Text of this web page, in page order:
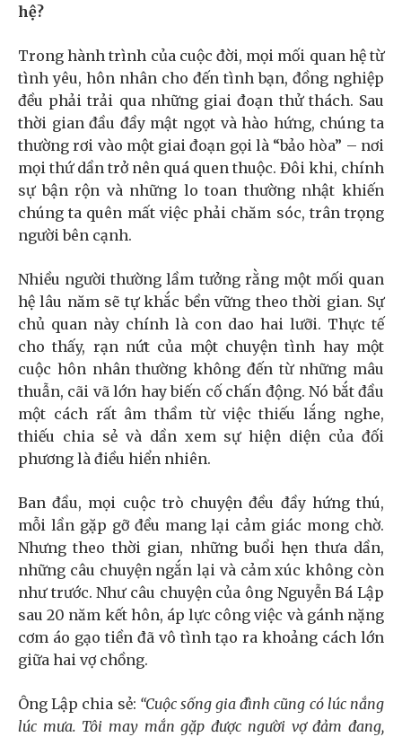
hệ?
Trong hành trình của cuộc đời, mọi mối quan hệ từ
tình yêu, hôn nhân cho đến tình bạn, đồng nghiệp
đều phải trải qua những giai đoạn thử thách. Sau
thời gian đầu đầy mật ngọt và hào hứng, chúng ta
thường rơi vào một giai đoạn gọi là “bảo hòa” – nơi
mọi thứ dần trở nên quá quen thuộc. Đôi khi, chính
sự bận rộn và những lo toan thường nhật khiến
chúng ta quên mất việc phải chăm sóc, trân trọng
người bên cạnh.
Nhiều người thường lầm tưởng rằng một mối quan
hệ lâu năm sẽ tự khắc bền vững theo thời gian. Sự
chủ quan này chính là con dao hai lưỡi. Thực tế
cho thấy, rạn nứt của một chuyện tình hay một
cuộc hôn nhân thường không đến từ những mâu
thuẫn, cãi vã lớn hay biến cố chấn động. Nó bắt đầu
một cách rất âm thầm từ việc thiếu lắng nghe,
thiếu chia sẻ và dần xem sự hiện diện của đối
phương là điều hiển nhiên.
Ban đầu, mọi cuộc trò chuyện đều đầy hứng thú,
mỗi lần gặp gỡ đều mang lại cảm giác mong chờ.
Nhưng theo thời gian, những buổi hẹn thưa dần,
những câu chuyện ngắn lại và cảm xúc không còn
như trước. Như câu chuyện của ông Nguyễn Bá Lập
sau 20 năm kết hôn, áp lực công việc và gánh nặng
cơm áo gạo tiền đã vô tình tạo ra khoảng cách lớn
giữa hai vợ chồng.
Ông Lập chia sẻ: “Cuộc sống gia đình cũng có lúc nắng
lúc mưa. Tôi may mắn gặp được người vợ đảm đang,